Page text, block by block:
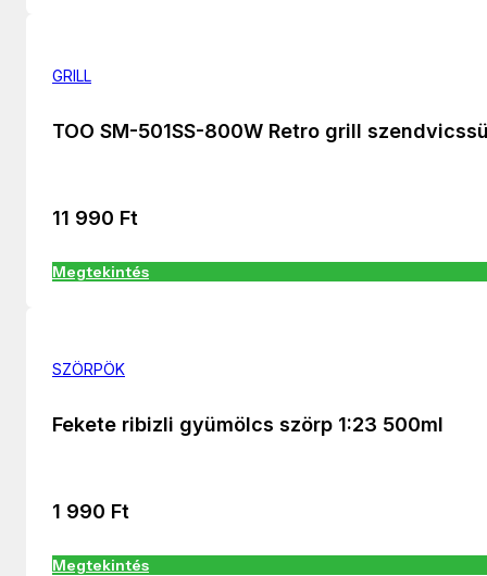
GRILL
TOO SM-501SS-800W Retro grill
11 990 Ft
Megtekintés
SZÖRPÖK
Fekete ribizli gyümölcs szörp 1:23 500ml
1 990 Ft
Megtekintés